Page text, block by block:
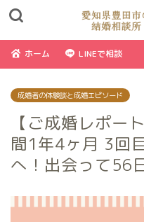
ホーム LINEで相談
成婚者の体験談と成婚エピソード
【ご成婚レポ
間1年4ヶ月 3回
へ！出会って56